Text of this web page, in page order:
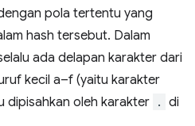
pola tertentu yang
hash tersebut. Dalam
ada delapan karakter dari
kecil a–f (yaitu karakter
dipisahkan oleh karakter . di